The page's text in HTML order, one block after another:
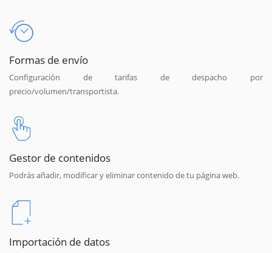
Formas de envío
Configuración de tarifas de despacho por
precio/volumen/transportista.
Gestor de contenidos
Podrás añadir, modificar y eliminar contenido de tu página web.
Importación de datos